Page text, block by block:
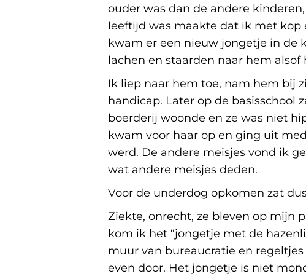
ouder was dan de andere
leeftijd was maakte dat ik met kop
kwam er een nieuw jongetje in de
lachen en staarden naar hem
Ik liep naar hem toe, nam hem bij
handicap. Later op de basisschool
boerderij woonde en ze was niet
kwam voor haar op en ging uit
werd. De andere meisjes vond ik
wat andere meisjes deden.
Voor de underdog opkomen zat
Ziekte, onrecht, ze bleven op mijn
kom ik het “jongetje met de
muur van bureaucratie en
even door. Het jongetje is niet